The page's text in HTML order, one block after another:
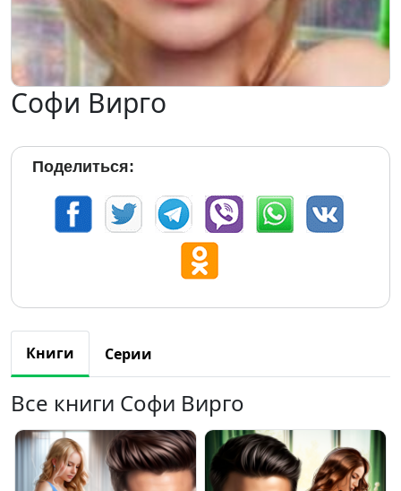
Софи Вирго
Поделиться:
Книги Серии
Все книги Софи Вирго